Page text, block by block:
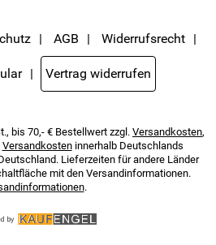
AGB Widerrufsrecht
Vertrag widerrufen
bis 70,- € Bestellwert zzgl. Versandkosten,
Versandkosteninnerhalb Deutschlands
Lieferzeiten für andere Länder
mit den Versandinformationen.
.